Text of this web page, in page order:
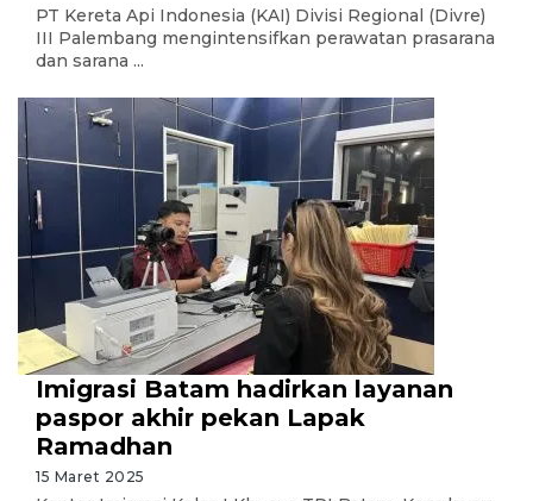
PT Kereta Api Indonesia (KAI) Divisi Regional (Divre)
III Palembang mengintensifkan perawatan prasarana
dan sarana ...
Imigrasi Batam hadirkan layanan
paspor akhir pekan Lapak
Ramadhan
15 Maret 2025